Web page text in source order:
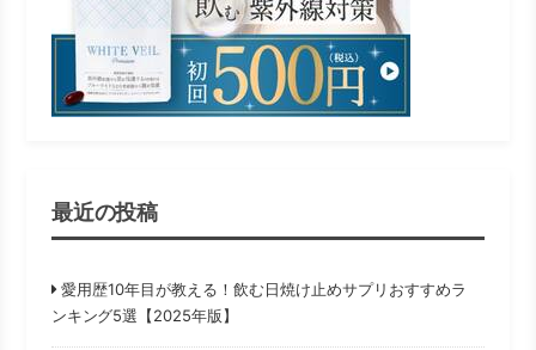
最近の投稿
愛用歴10年目が教える！飲む日焼け止めサプリおすすめラ
ンキング5選【2025年版】